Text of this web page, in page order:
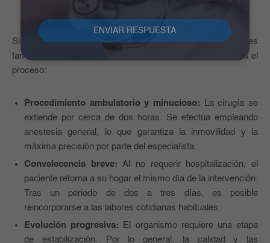
Si consideras esta alternativa para reactivar tus planes
familiares, es importante que conozcas cómo se desarrolla el
proceso:
Procedimiento ambulatorio y minucioso:
La cirugía se
extiende por cerca de dos horas. Se efectúa empleando
anestesia general, lo que garantiza la inmovilidad y la
máxima precisión por parte del especialista.
Convalecencia breve:Al no requerir hospitalización, el
paciente retorna a su hogar el mismo día de la intervención.
Tras un periodo de dos a tres días, es posible
reincorporarse a las labores cotidianas habituales.
Evolución progresiva:
El organismo requiere una etapa
de estabilización. Por lo general, la calidad y las